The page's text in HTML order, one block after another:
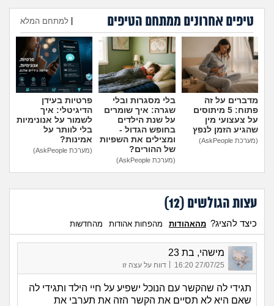
היועצת המליצה לשלוח את
הבן שלי לפנימייה, לסמוך
עליה?(אמא מודאגת, בת
35)
עומדת להיות בפנימייה ויש לי
חבר, אני יכולה להביא אותו
לחדר שלי?(פנימיסטית
לעתיד, בת 16)
טיפים אחרונים ממתחם הטיפים למתחם המלא
הוספת טיפ
מדברים על זה
פתוח: 5 מיתוסים
על צעצועי מין
שהגיע הזמן לנפץ
(מערכת AskPeople)
בלי מסגרות ובלי
שגרה: איך שומרים
על שנת הילדים
בחופש הגדול -
ומצילים את השפיות
של ההורים?
(מערכת AskPeople)
פרטיות בעידן
הדיגיטלי: איך
לשמור על אנונימיות
בלי לוותר על
אמינות?
(מערכת AskPeople)
עצות הגולשים (12
)
כיצד להציג? מהאהודות מהפחות אהודות מהחדשות
מישהי, בת 23
27/07/25 16:20
| דווח על עצה זו
תגידי לה שהקשר עם הנוכל ישפיע על חיי הילד ותגידי לה
שאם היא לא תסיים את הקשר הזה את תערבי את